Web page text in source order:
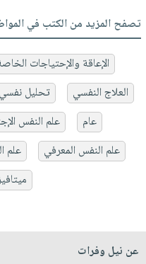
تصفح المزيد من الكتب في
الإعاقة والإحتياجات
العلاج النفسي
تحليل نفسي
عام
علم النفس
علم النفس المعرفي
علم
عن نيل وفرات